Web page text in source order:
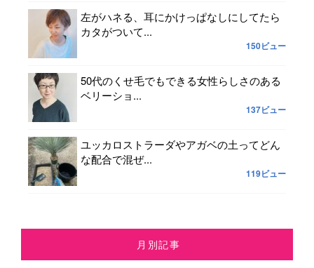
左がハネる、耳にかけっぱなしにしてたら
カタがついて...
150ビュー
50代のくせ毛でもできる女性らしさのある
ベリーショ...
137ビュー
ユッカロストラーダやアガベの土ってどん
な配合で混ぜ...
119ビュー
月別記事